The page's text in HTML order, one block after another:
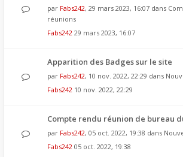
par Fabs242, 29 mars 2023, 16:07 dans
réunions
Fabs242 29 mars 2023, 16:07
Apparition des Badges sur le site
par Fabs242, 10 nov. 2022, 22:29 dans
Fabs242 10 nov. 2022, 22:29
Compte rendu réunion de bureau
par Fabs242, 05 oct. 2022, 19:38 dans
Fabs242 05 oct. 2022, 19:38